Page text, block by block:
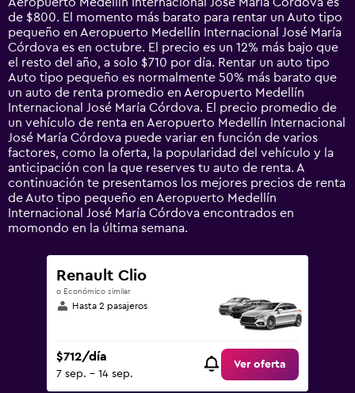
The
chart
has
1
Y
axis
displaying
values.
Range:
0
to
2400.
de $800. El momento más barato para rentar un Auto tipo
pequeño en Aeropuerto Medellín Internacional José María
Córdova es en octubre. El precio es un 12% más bajo que
el resto del año, a solo $710 por día. Rentar un auto tipo
Auto tipo pequeño es normalmente 50% más barato que
un auto de renta promedio en Aeropuerto Medellín
Internacional José María Córdova. El precio promedio de
un vehículo de renta en Aeropuerto Medellín Internacional
José María Córdova puede variar en función de varios
factores, como la oferta, la popularidad del vehículo y la
anticipación con la que reserves tu auto de renta. A
continuación te presentamos los mejores precios de renta
de Auto tipo pequeño en Aeropuerto Medellín
Internacional José María Córdova encontrados en
momondo en la última semana.
Renault Clio
o Económico similar
Hasta 2 pasajeros
$712/día
7 sep. - 14 sep.
Ver oferta